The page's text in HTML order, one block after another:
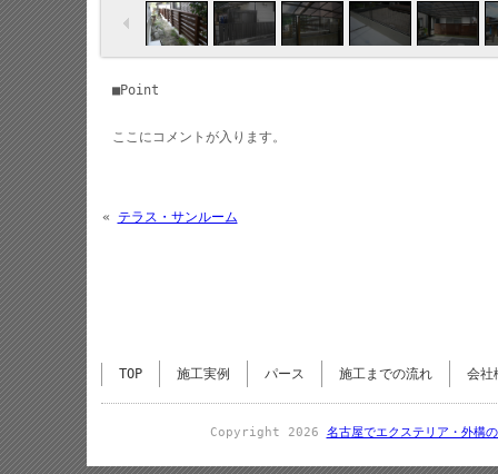
■Point
ここにコメントが入ります。
« テラス・サンルーム
TOP 施工実例 パース 施工までの流れ 会社
Copyright 2026 名古屋でエクステリア・外構